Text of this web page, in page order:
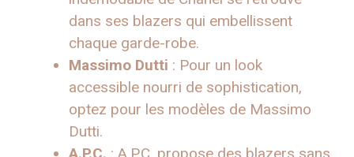
dans ses blazers qui embellissent
chaque garde-robe.
Massimo Dutti : Pour un look
accessible nourri de sophistication,
optez pour les modèles de Massimo
Dutti.
A.P.C. : A.P.C. propose des blazers sans